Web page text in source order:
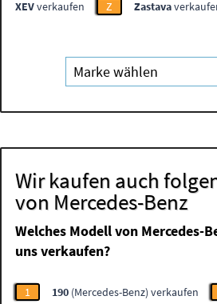
XEVverkaufen Z Zastava
Wir kaufen auch
von Mercedes-Benz
Welches Modell von Mercedes-
uns verkaufen?
1 190 (Mercedes-Benz) verkaufen